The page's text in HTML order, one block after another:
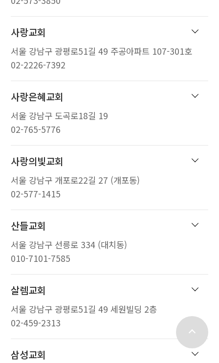
사랑교회
서울 강남구 광평로51길 49 주공아파트 107-301호
02-2226-7392
사랑은혜교회
서울 강남구 도곡로18길 19
02-765-5776
사랑의빛교회
서울 강남구 개포로22길 27 (개포동)
02-577-1415
산들교회
서울 강남구 선릉로 334 (대치동)
010-7101-7585
살렘교회
서울 강남구 광평로51길 49 세원빌딩 2층
02-459-2313
삼성교회